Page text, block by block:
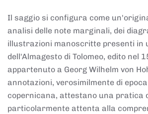
Il saggio si configura come
analisi delle note marginali, dei
illustrazioni manoscritte presenti in
dell'Almagesto di Tolomeo, edito nel
appartenuto a Georg Wilhelm von
annotazioni, verosimilmente di
copernicana, attestano una pratica
particolarmente attenta alla